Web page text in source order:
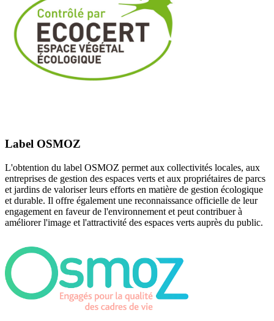
Label OSMOZ
L'obtention du label OSMOZ permet aux collectivités locales, aux
entreprises de gestion des espaces verts et aux propriétaires de parcs
et jardins de valoriser leurs efforts en matière de gestion écologique
et durable. Il offre également une reconnaissance officielle de leur
engagement en faveur de l'environnement et peut contribuer à
améliorer l'image et l'attractivité des espaces verts auprès du public.